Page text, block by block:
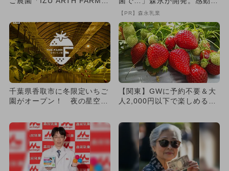
70代続出
【PR】森永乳業
千葉県香取市に冬限定いちご
園がオープン！ 夜の星空の
【関東】GWに予約不要＆大
人2,000円以下で楽しめる